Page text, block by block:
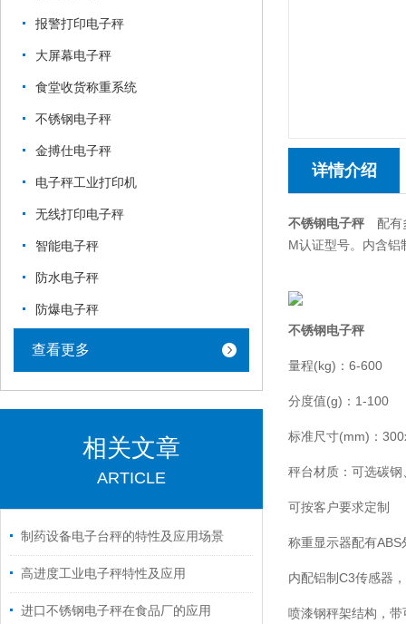
报警打印电子秤
大屏幕电子秤
食堂收货称重系统
不锈钢电子秤
金搏仕电子秤
电子秤工业打印机
无线打印电子秤
智能电子秤
防水电子秤
防爆电子秤
查看更多
相关文章
ARTICLE
制药设备电子台秤的特性及应用场景
高进度工业电子秤特性及应用
进口不锈钢电子秤在食品厂的应用
详情介绍
不锈钢电子秤 配有
M认证型号。内含铝
不锈钢电子秤
量程(kg)：6-600
分度值(g)：1-100
标准尺寸(mm)：
秤台材质：可选碳钢
可按客户要求定制
称重显示器配有
内配铝制C3传感器
喷漆钢秤架结构，